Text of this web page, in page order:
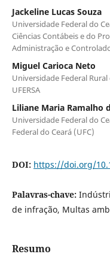
Jackeline Lucas Souza
Universidade Federal do
Ciências Contábeis e do
Administração e
Miguel Carioca Neto
Universidade Federal
UFERSA
Liliane Maria Ramalho
Universidade Federal do
Federal do Ceará (UFC)
DOI: https://doi.org/
Palavras-chave:
de infração, Multas
Resumo